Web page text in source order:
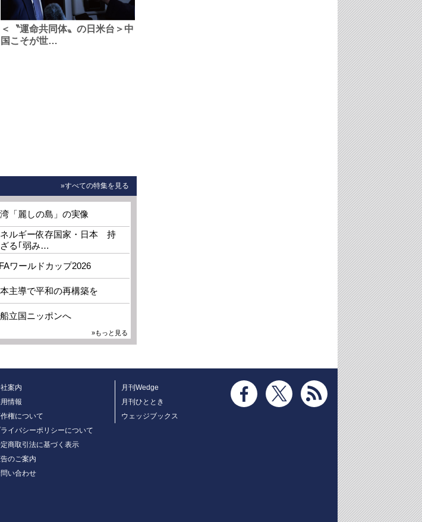
＜〝運命共同体〟の日米台＞中
国こそが世…
»すべての特集を見る
「麗しの島」の実像
ルギー依存国家・日本 持
る｢弱み…
ワールドカップ2026
主導で平和の再構築を
立国ニッポンへ
»もっと見る
案内
情報
権について
イバシーポリシーについて
商取引法に基づく表示
のご案内
い合わせ
月刊Wedge
月刊ひととき
ウェッジブックス